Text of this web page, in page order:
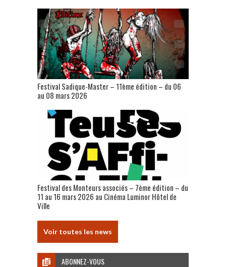
Festival Sadique-Master – 11ème édition – du 06
au 08 mars 2026
Festival des Monteurs associés – 7ème édition – du
11 au 16 mars 2026 au Cinéma Luminor Hôtel de
Ville
Voir toutes les news
ABONNEZ-VOUS